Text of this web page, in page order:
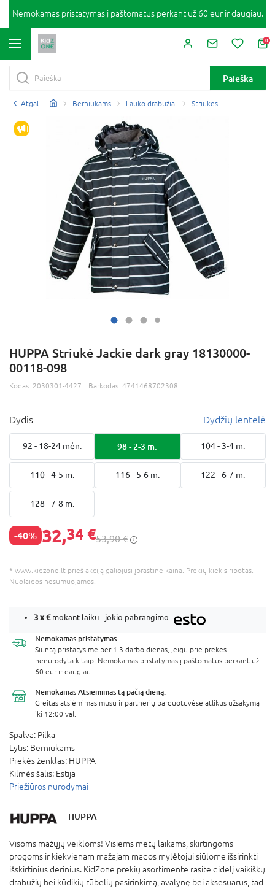
Nemokamas pristatymas į paštomatus perkant už 60 eur ir daugiau.
0
Paieška
Atgal Berniukams Lauko drabužiai Striukės
IŠPARDAVIMAS
HUPPA Striukė Jackie dark gray 18130000-
00118-098
Kodas: 2030301-4427 Barkodas: 4741468702308
Dydis Dydžių lentelė
92 - 18-24 mėn. 98 - 2-3 m. 104 - 3-4 m.
110 - 4-5 m. 116 - 5-6 m. 122 - 6-7 m.
128 - 7-8 m.
-40% 32,34 €53,90 €
* www.kidzone.lt prieš akciją galiojusi įprastinė kaina. Prekių kiekis ribotas.
Nuolaidos nesumuojamos.
3 x€mokant laiku - jokio pabrangimo
Nemokamas pristatymas
Siuntą pristatysime per 1-3 darbo dienas, jeigu prie prekės
nenurodyta kitaip. Nemokamas pristatymas į paštomatus perkant už
60 eur ir daugiau.
Nemokamas Atsiėmimas tą pačią dieną.
Greitas atsiėmimas mūsų ir partnerių parduotuvėse atlikus užsakymą
iki 12:00 val.
Spalva: Pilka
Lytis: Berniukams
Prekės ženklas: HUPPA
Kilmės šalis: Estija
Priežiūros nurodymai
HUPPA
Visoms mažųjų veikloms! Visiems metų laikams, skirtingoms
progoms ir kiekvienam mažajam mados mylėtojui siūlome išsirinkti
išskirtinius derinius. KidZone prekių asortimente rasite didelį vaikiškų
drabužių bei kūdikių rūbelių pasirinkimą, avalynę bei aksesuarus, tad